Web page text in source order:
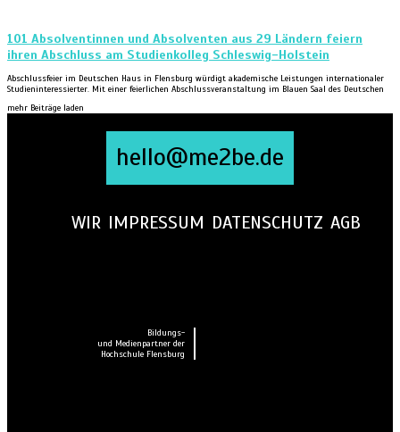
101 Absolventinnen und Absolventen aus 29 Ländern feiern
ihren Abschluss am Studienkolleg Schleswig-Holstein
Abschlussfeier im Deutschen Haus in Flensburg würdigt akademische Leistungen internationaler
Studieninteressierter. Mit einer feierlichen Abschlussveranstaltung im Blauen Saal des Deutschen
mehr Beiträge laden
hello@me2be.de
WIR IMPRESSUM DATENSCHUTZ AGB
Bildungs-
und Medienpartner der
Hochschule Flensburg